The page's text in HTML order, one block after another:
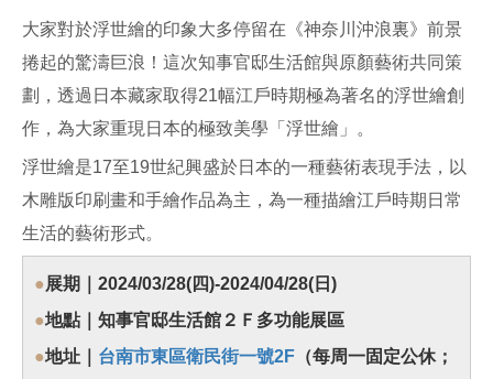
大家對於浮世繪的印象大多停留在《神奈川沖浪裏》前景
捲起的驚濤巨浪！這次知事官邸生活館與原顏藝術共同策
劃，透過日本藏家取得21幅江戶時期極為著名的浮世繪創
作，為大家重現日本的極致美學「浮世繪」。
浮世繪是17至19世紀興盛於日本的一種藝術表現手法，以
木雕版印刷畫和手繪作品為主，為一種描繪江戶時期日常
生活的藝術形式。
●展期｜2024/03/28(四)-2024/04/28(日)
●地點｜知事官邸生活館２Ｆ多功能展區
●地址｜ 台南市東區衛民街一號2F （每周一固定公休；